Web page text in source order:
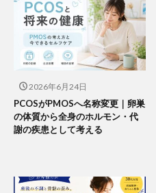
2026年6月24日
PCOSがPMOSへ名称変更｜卵巣
の体質から全身のホルモン・代
謝の疾患として考える